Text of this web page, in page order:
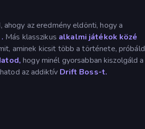
az eredmény eldönti, hogy a
. Más klasszikus alkalmi játékok közé
aminek kicsit több a története, próbáld
hogy minél gyorsabban kiszolgáld a
az addiktív Drift Boss-t.